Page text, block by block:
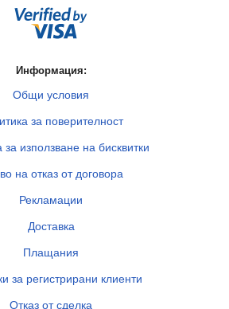
Информация:
Общи условия
за поверителност
за използване на бисквитки
на отказ от договора
Рекламации
Доставка
Плащания
за регистрирани клиенти
Отказ от сделка